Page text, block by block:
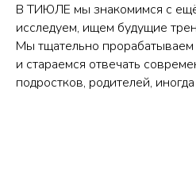
В ТИЮЛЕ мы знакомимся с
исследуем, ищем будущие
Мы тщательно
и стараемся отвечать
подростков, родителей,